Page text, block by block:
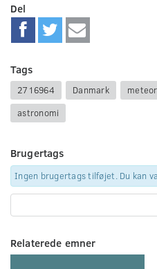
Del
Tags
2716964 Danmark
astronomi
Brugertags
Ingen brugertags tilføjet. Du kan
Relaterede emner